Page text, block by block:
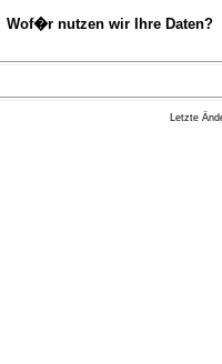
Wof�r nutzen wir Ihre Daten?
Ein Teil der Daten wird
Welche Rechte haben Sie
Sie haben jederzeit das Recht
Letzte